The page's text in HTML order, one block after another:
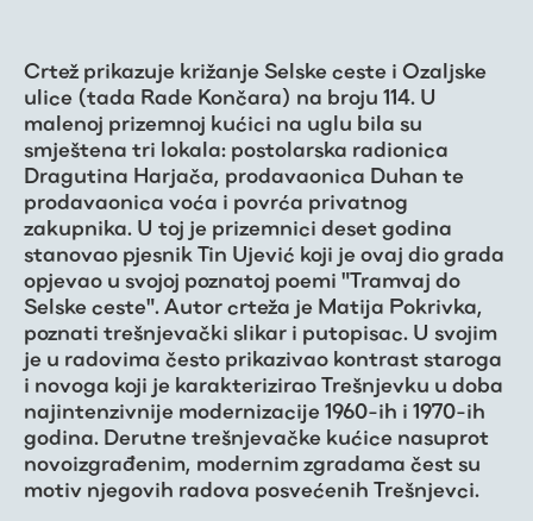
Crtež prikazuje križanje Selske ceste i Ozaljske
ulice (tada Rade Končara) na broju 114. U
malenoj prizemnoj kućici na uglu bila su
smještena tri lokala: postolarska radionica
Dragutina Harjača, prodavaonica Duhan te
prodavaonica voća i povrća privatnog
zakupnika. U toj je prizemnici deset godina
stanovao pjesnik Tin Ujević koji je ovaj dio grada
opjevao u svojoj poznatoj poemi "Tramvaj do
Selske ceste". Autor crteža je Matija Pokrivka,
poznati trešnjevački slikar i putopisac. U svojim
je u radovima često prikazivao kontrast staroga
i novoga koji je karakterizirao Trešnjevku u doba
najintenzivnije modernizacije 1960-ih i 1970-ih
godina. Derutne trešnjevačke kućice nasuprot
novoizgrađenim, modernim zgradama čest su
motiv njegovih radova posvećenih Trešnjevci.